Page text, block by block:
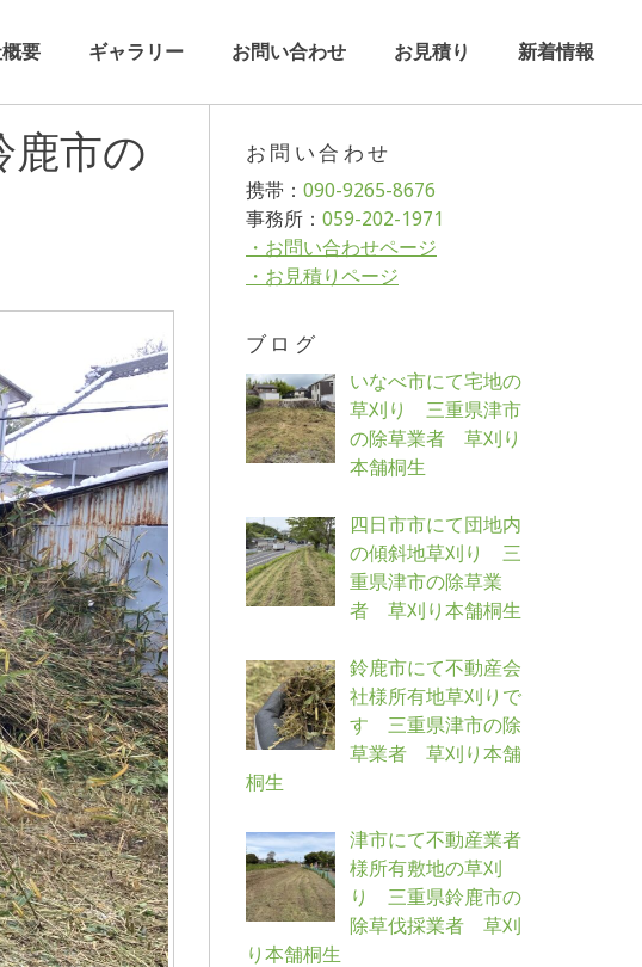
要 ギャラリー お問い合わせ お見積り 新着情報
鹿市の
お問い合わせ
携帯： 090-9265-8676
事務所： 059-202-1971
・お問い合わせページ
・お見積りページ
ブログ
いなべ市にて宅地の
草刈り 三重県津市
の除草業者 草刈り
本舗桐生
四日市市にて団地内
の傾斜地草刈り 三
重県津市の除草業
者 草刈り本舗桐生
鈴鹿市にて不動産会
社様所有地草刈りで
す 三重県津市の除
草業者 草刈り本舗
桐生
津市にて不動産業者
様所有敷地の草刈
り 三重県鈴鹿市の
除草伐採業者 草刈
り本舗桐生